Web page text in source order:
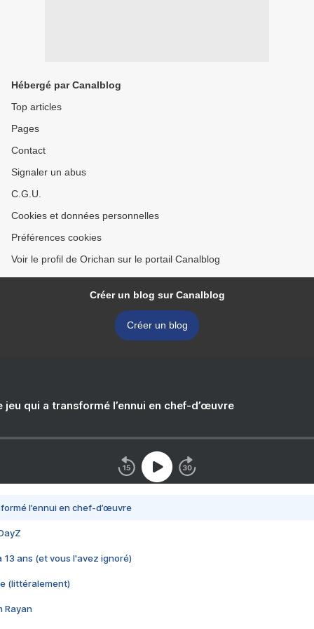
Hébergé par Canalblog
Top articles
Pages
Contact
Signaler un abus
C.G.U.
Cookies et données personnelles
Préférences cookies
Voir le profil de Orichan sur le portail Canalblog
Créer un blog sur Canalblog
Créer un blog
jeu qui a transformé l’ennui en chef-d’œuvre
l’ennui en chef-d’œuvre
13 ans (et vous l'avez ignoré)
(littéralement)
Rayan